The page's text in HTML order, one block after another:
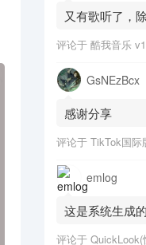
又有歌听了，
评论于 酷我音乐
GsNEzBcx
感谢分享
评论于 TikTok国际
emlog
这是系统生成
评论于